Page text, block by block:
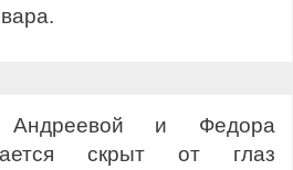
и Федора
скрыт от глаз